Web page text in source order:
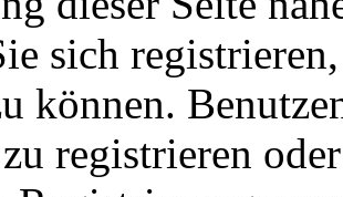
sich
können.
registrieren